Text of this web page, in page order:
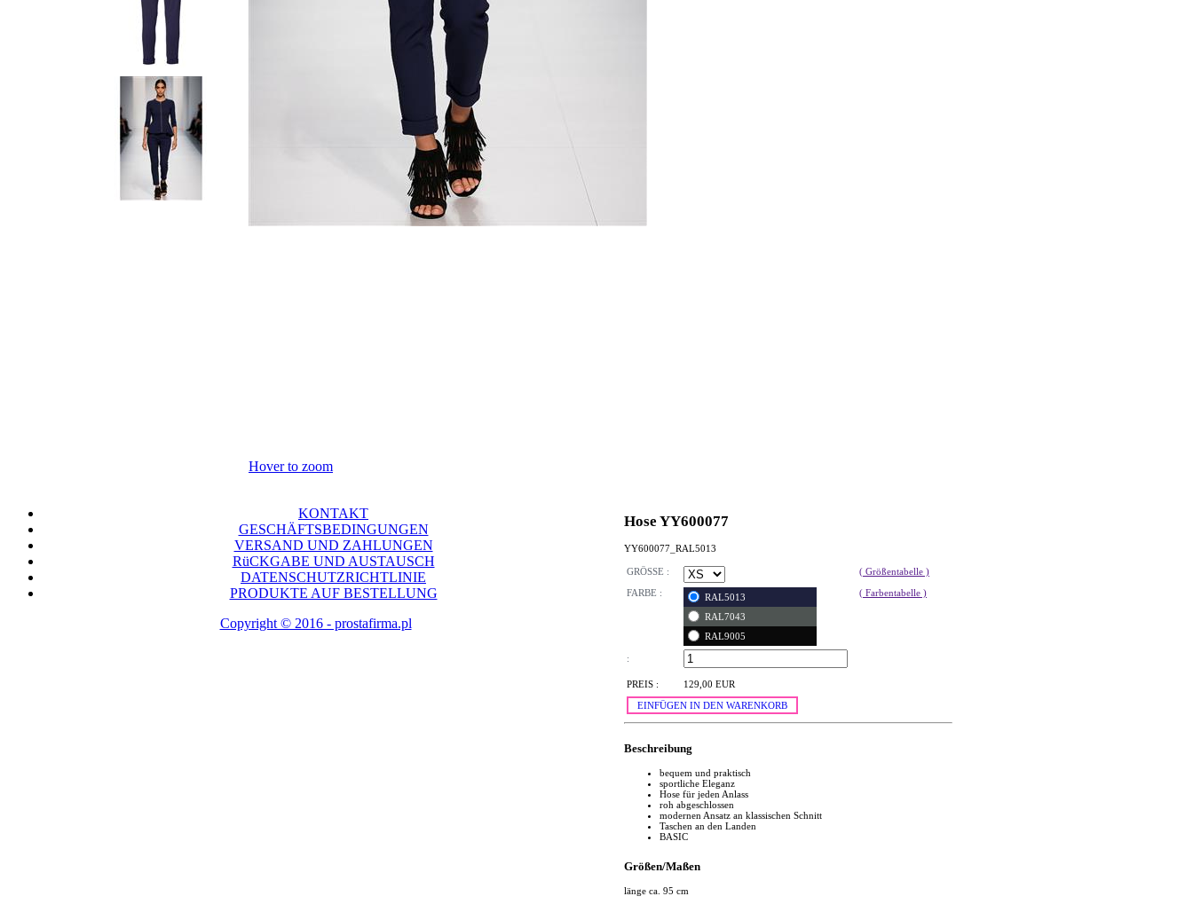
Hover to zoom
Hose YY600077
YY600077_RAL5013
GRÖSSE :
( Größentabelle )
FARBE :
RAL5013
RAL7043
RAL9005
( Farbentabelle )
:
PREIS :
129,00 EUR
EINFÜGEN IN DEN WARENKORB
Beschreibung
bequem und praktisch
sportliche Eleganz
Hose für jeden Anlass
roh abgeschlossen
modernen Ansatz an klassischen Schnitt
Taschen an den Landen
BASIC
Größen/Maßen
länge ca. 95 cm
KONTAKT
GESCHÄFTSBEDINGUNGEN
VERSAND UND ZAHLUNGEN
RüCKGABE UND AUSTAUSCH
DATENSCHUTZRICHTLINIE
PRODUKTE AUF BESTELLUNG
Copyright © 2016 - prostafirma.pl